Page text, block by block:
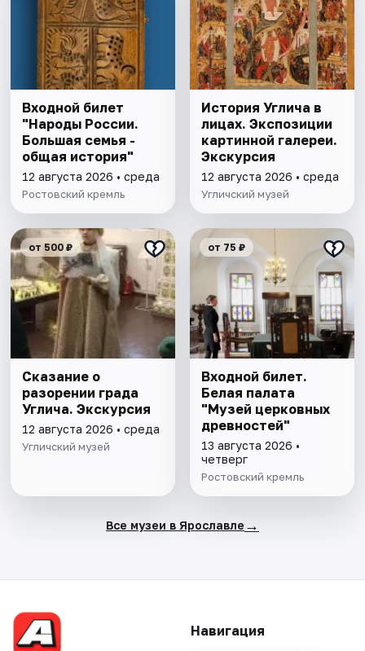
Входной билет
"Народы России.
Большая семья -
общая история"
12 августа 2026 • среда
Ростовский кремль
История Углича в
лицах. Экспозиции
картинной галереи.
Экскурсия
12 августа 2026 • среда
Угличский музей
от 500 ₽
Сказание о
разорении града
Углича. Экскурсия
12 августа 2026 • среда
Угличский музей
от 75 ₽
Входной билет.
Белая палата
"Музей церковных
древностей"
13 августа 2026 •
четверг
Ростовский кремль
Все музеи в Ярославле →
Навигация